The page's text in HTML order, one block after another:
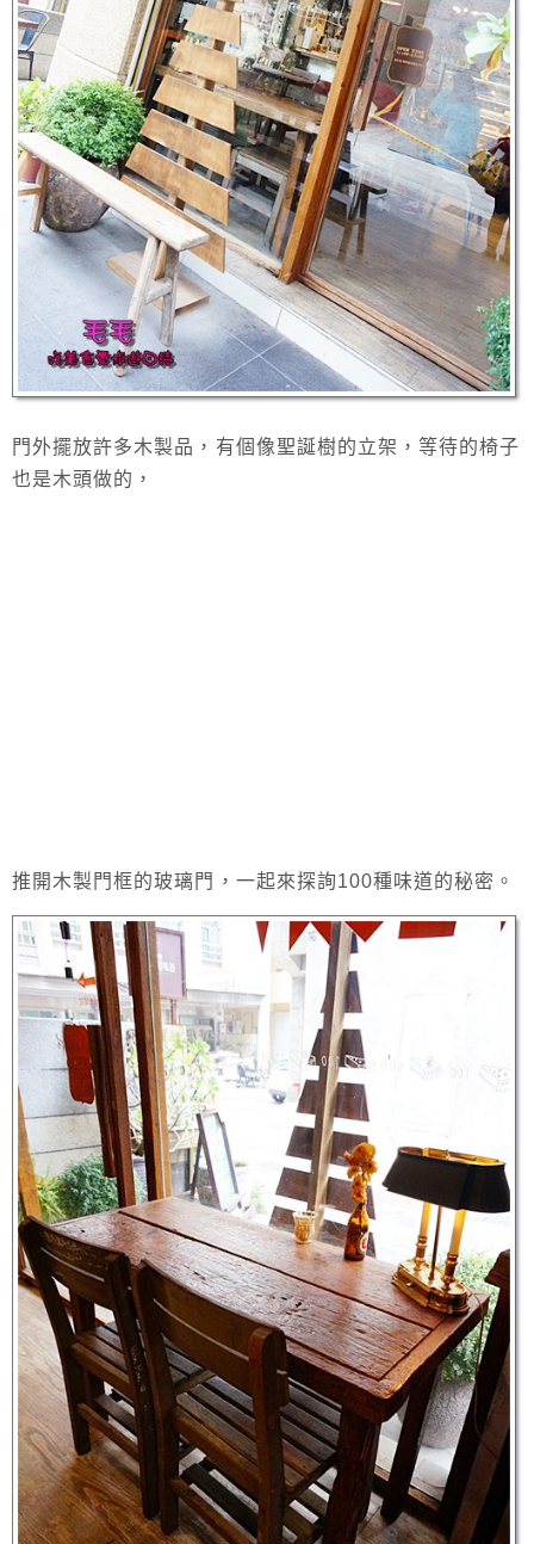
門外擺放許多木製品，有個像聖誕樹的立架，等待的椅子
也是木頭做的，
推開木製門框的玻璃門，一起來探詢100種味道的秘密。